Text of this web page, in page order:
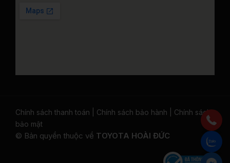
Chính sách thanh toán Chính sách bảo hành
Chính sách
bảo mật
© Bản quyền thuộc về TOYOTA HOÀI ĐỨC